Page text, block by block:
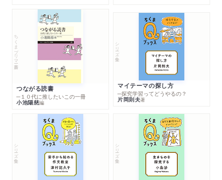
ちくまプリマー新書
つながる読書
─１０代に推したいこの一冊
小池陽慈編
シリーズ・全集
マイテーマの探し方
─探究学習ってどうやるの？
片岡則夫著
シリーズ・全集 シリーズ・全集